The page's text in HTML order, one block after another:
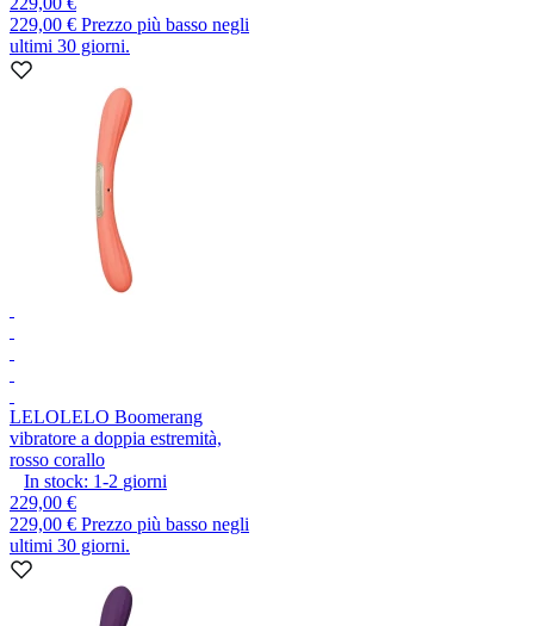
229,00 € Prezzo più basso negli
ultimi 30 giorni.
LELOLELO Boomerang
vibratore a doppia estremità,
rosso corallo
In stock: 1-2 giorni
229,00 €
229,00 € Prezzo più basso negli
ultimi 30 giorni.